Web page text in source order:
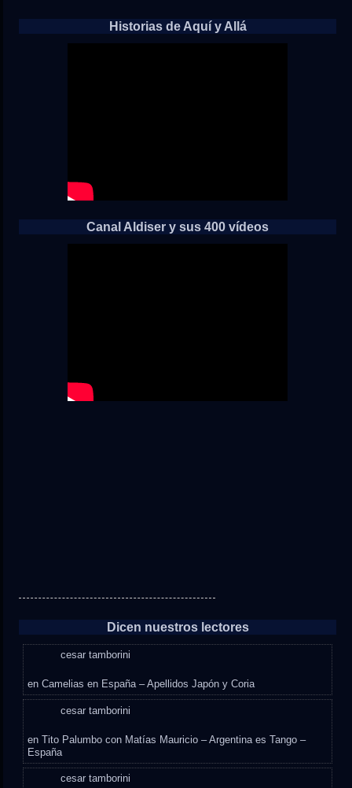
Historias de Aquí y Allá
Canal Aldiser y sus 400 vídeos
Dicen nuestros lectores
cesar tamborini
enCamelias en España – Apellidos Japón y Coria
cesar tamborini
enTito Palumbo con Matías Mauricio – Argentina es Tango –
España
cesar tamborini